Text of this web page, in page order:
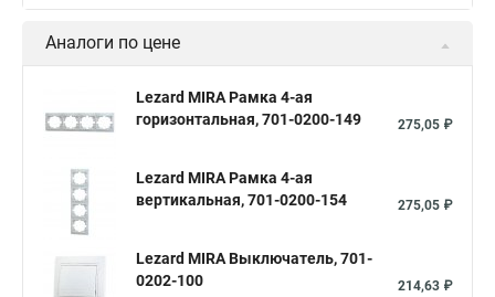
Аналоги по цене
Lezard MIRA Рамка 4-ая
горизонтальная, 701-0200-149
275,05 ₽
Lezard MIRA Рамка 4-ая
вертикальная, 701-0200-154
275,05 ₽
Lezard MIRA Выключатель, 701-
0202-100
214,63 ₽